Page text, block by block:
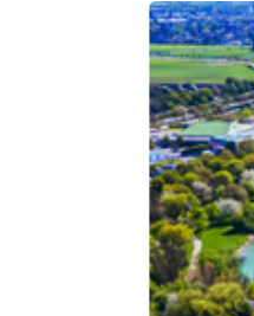
Vorheriger Slide